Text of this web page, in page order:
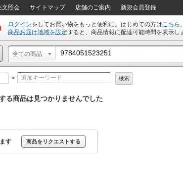
文照会 サイトマップ 店舗のご案内 新規会員登録
ログインをしてお買い物をもっと便利に。はじめての方はこちら 。
商品お届け地域を設定すると、商品情報に配達可能時間を表示し
全ての商品
> 検索
る商品は見つかりませんでした
す 商品をリクエストする